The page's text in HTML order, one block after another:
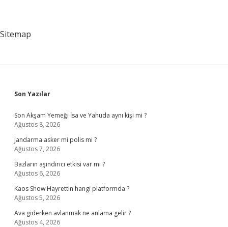
Sitemap
Sidebar
Son Yazılar
Son Akşam Yemeği İsa ve Yahuda aynı kişi mi ?
Ağustos 8, 2026
Jandarma asker mi polis mi ?
Ağustos 7, 2026
Bazların aşındırıcı etkisi var mı ?
Ağustos 6, 2026
Kaos Show Hayrettin hangi platformda ?
Ağustos 5, 2026
Ava giderken avlanmak ne anlama gelir ?
Ağustos 4, 2026